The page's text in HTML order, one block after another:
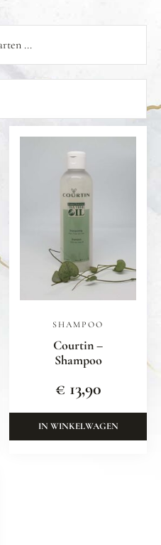
SHAMPOO
Courtin –
Shampoo
€ 13,90
IN WINKELWAGEN